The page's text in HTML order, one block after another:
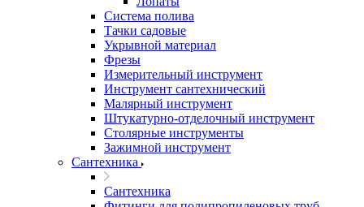
Система полива
Тачки садовые
Укрывной материал
Фрезы
Измерительный инструмент
Инструмент сантехнический
Малярный инструмент
Штукатурно-отделочный инструмент
Cтолярные инструменты
Зажимной инструмент
Сантехника
Сантехника